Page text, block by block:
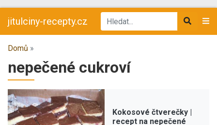
jitulciny-recepty.cz
Domů »
nepečené cukroví
Kokosové čtverečky |
recept na nepečené